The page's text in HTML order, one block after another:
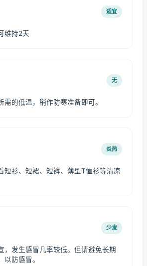
适宜
维持2天
无
需的低温，稍作防寒准备即可。
炎热
短衫、短裙、短裤、薄型T恤衫等清凉
少发
，发生感冒几率较低。但请避免长期
以防感冒。